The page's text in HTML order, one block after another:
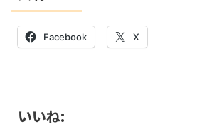
Facebook X
いいね: